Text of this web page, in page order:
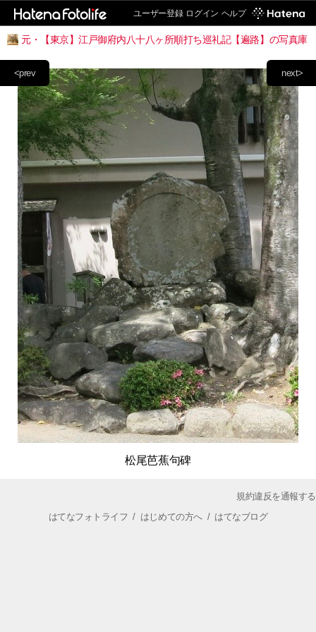
ユーザー登録 ログイン ヘルプ
元・【東京】江戸御府内八十八ヶ所順打ち巡礼記【遍路】の写真庫
next>
<prev
松尾芭蕉句碑
規約違反を通報する
はてなフォトライフ / はじめての方へ/ はてなブログ